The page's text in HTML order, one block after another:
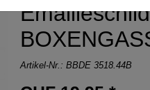
Artikel-Nr.: BBDE 3518.44B